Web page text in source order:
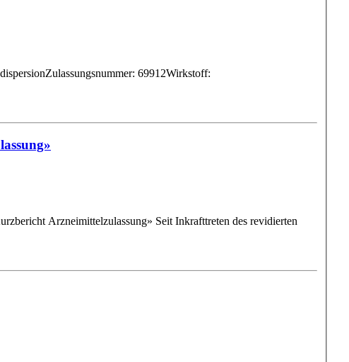
Seit Inkrafttreten des revidierten